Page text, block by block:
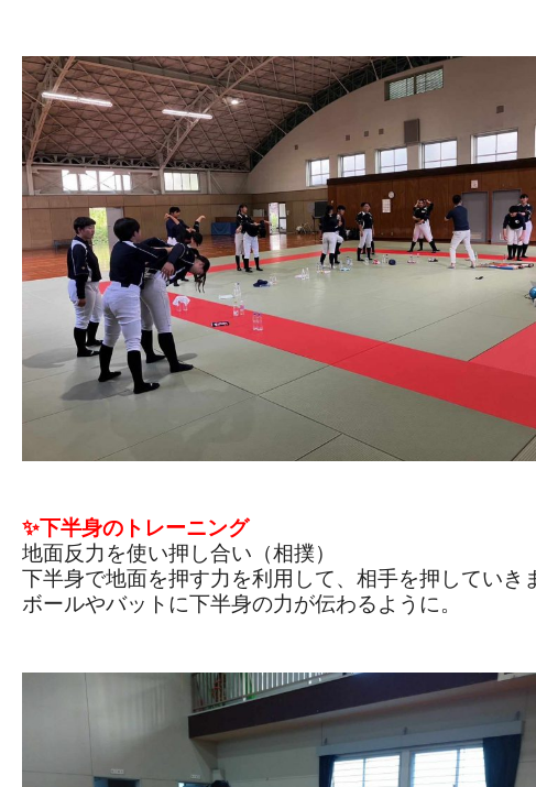
✨下半身のトレーニング
地面反力を使い押し合い（相撲）
下半身で地面を押す力を利用して、相手を押していき
ボールやバットに下半身の力が伝わるように。